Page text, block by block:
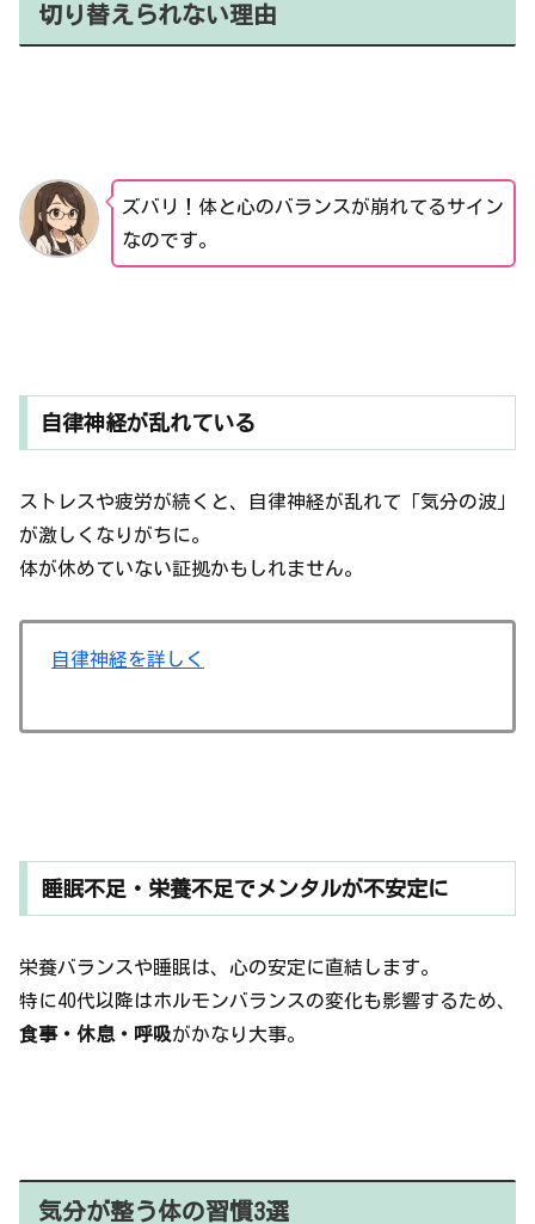
切り替えられない理由
ズバリ！体と心のバランスが崩れてるサイン
なのです。
自律神経が乱れている
ストレスや疲労が続くと、自律神経が乱れて「気分の波」
が激しくなりがちに。
体が休めていない証拠かもしれません。
自律神経を詳しく
睡眠不足・栄養不足でメンタルが不安定に
栄養バランスや睡眠は、心の安定に直結します。
特に40代以降はホルモンバランスの変化も影響するため、
食事・休息・呼吸がかなり大事。
気分が整う体の習慣3選